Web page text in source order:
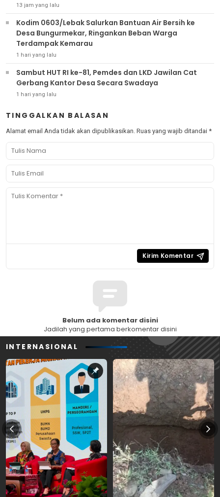
13 jam yang lalu
Kodim 0603/Lebak Salurkan Bantuan Air Bersih ke
Desa Bungurmekar, Ringankan Beban Warga
Terdampak Kemarau
1 hari yang lalu
Sambut HUT RI ke-81, Pemdes dan LKD Jawilan Cat
Gerbang Kantor Desa Secara Swadaya
1 hari yang lalu
TINGGALKAN BALASAN
Alamat email Anda tidak akan dipublikasikan. Ruas yang wajib ditandai *
Belum ada komentar disini
Jadilah yang pertama berkomentar disini
INTERNASIONAL